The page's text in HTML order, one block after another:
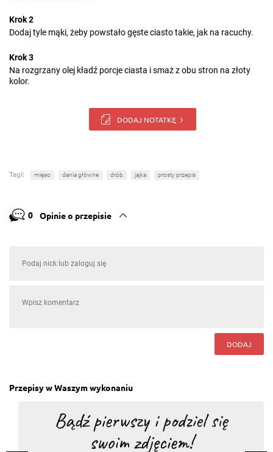
Krok 2
Dodaj tyle mąki, żeby powstało gęste ciasto takie, jak na racuchy.
Krok 3
Na rozgrzany olej kładź porcje ciasta i smaż z obu stron na złoty
kolor.
DODAJ NOTATKĘ
Tagi: mięso dania główne drób jajka prosty przepis
0 Opinie o przepisie
DODAJ
Przepisy w Waszym wykonaniu